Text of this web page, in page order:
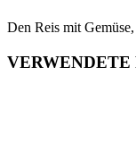
Den Reis mit
VERWENDETE